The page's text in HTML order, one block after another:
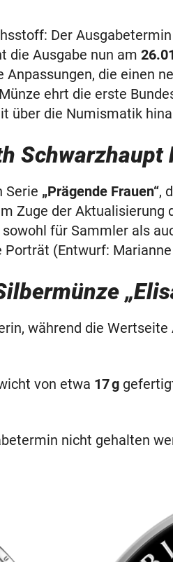
Der
die Ausgabe nun am
die einen
ehrt die erste
über die Numismatik
Serie „Prägende Frauen“,
Zuge der
für Sammler als
Porträt (Entwurf:
während die
von etwa 17 g
nicht gehalten